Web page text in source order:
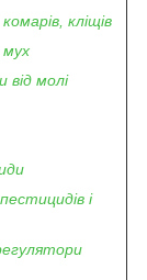
кліщів
молі
і